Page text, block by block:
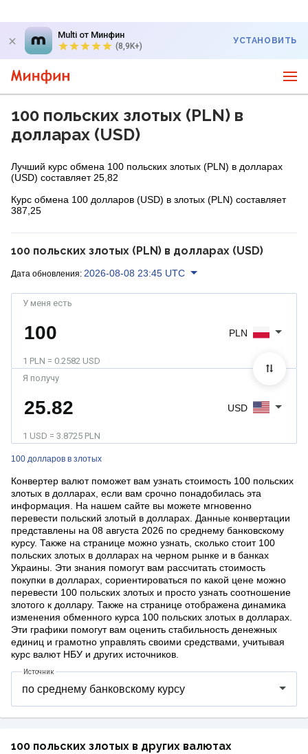
Multi от Минфин
(8,9K+)
УСТАНОВИТЬ
100 польских злотых (PLN) в
долларах (USD)
Лучший курс обмена 100 польских злотых (PLN) в долларах
(USD) составляет 25,82
Курс обмена 100 долларов (USD) в злотых (PLN) составляет
387,25
100 польских злотых (PLN) в долларах (USD)
Дата обновления: 2026-08-08 23:45 UTC
100 долларов в злотых
У меня есть
1 PLN = 0.2582 USD
PLN
Я получу
1 USD = 3.8725 PLN
USD
Конвертер валют поможет вам узнать стоимость 100 польских
злотых в долларах, если вам срочно понадобилась эта
информация. На нашем сайте вы можете мгновенно
перевести польский злотый в долларах. Данные конвертации
представлены на 08 августа 2026 по среднему банковскому
курсу. Также на странице можно узнать, сколько стоит 100
польских злотых в долларах на черном рынке и в банках
Украины. Эти знания помогут вам рассчитать стоимость
покупки в долларах, сориентироваться по какой цене можно
перевести 100 польских злотых и просто узнать соотношение
злотого к доллару. Также на странице отображена динамика
изменения обменного курса 100 польских злотых в долларах.
Эти графики помогут вам оценить стабильность денежных
единиц и грамотно управлять своими средствами, учитывая
курс валют НБУ и других источников.
Источник
100 польских злотых в других валютах